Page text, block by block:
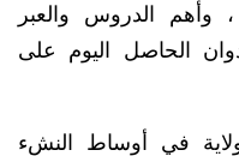
وأهم الدروس والعبر
الحاصل اليوم على
في أوساط النشء